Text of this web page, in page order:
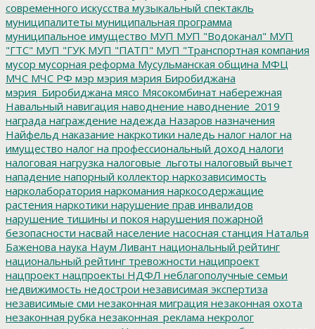
современного искусства музыкальный спектакль
муниципалитеты муниципальная программа
муниципальное имущество МУП МУП "Водоканал" МУП
"ГТС" МУП "ГУК МУП "ПАТП" МУП "Транспортная компания
мусор мусорная реформа Мусульманская община МФЦ
МЧС МЧС РФ мэр мэрия мэрия Биробиджана
мэрия_Биробиджана мясо Мясокомбинат набережная
Навальный навигация наводнение наводнение_2019
награда награждение надежда Назаров назначения
Найфельд наказание накркотики наледь налог налог на
имущество налог на профессиональный доход налоги
налоговая нагрузка налоговые_льготы налоговый вычет
нападение напорный коллектор наркозависимость
нарколаборатория наркомания наркосодержащие
растения наркотики нарушение прав инвалидов
нарушение тишины и покоя нарушения пожарной
безопасности насвай население насосная станция Наталья
Баженова наука Наум Ливант национальный рейтинг
национальный рейтинг тревожности наципроект
нацпроект нацпроекты НДФЛ неблагополучные семьи
недвижимость недострои независимая экспертиза
независимые сми незаконная миграция незаконная охота
незаконная рубка незаконная_реклама некролог